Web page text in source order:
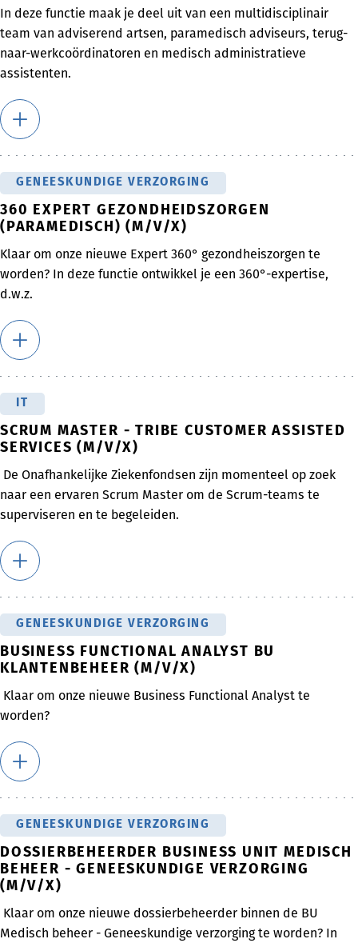
In deze functie maak je deel uit van een multidisciplinair
team van adviserend artsen, paramedisch adviseurs, terug-
naar-werkcoördinatoren en medisch administratieve
assistenten.
GENEESKUNDIGE VERZORGING
360 EXPERT GEZONDHEIDSZORGEN
(PARAMEDISCH) (M/V/X)
Klaar om onze nieuwe Expert 360° gezondheiszorgen te
worden? In deze functie ontwikkel je een 360°-expertise,
d.w.z.
SCRUM MASTER - TRIBE CUSTOMER ASSISTED
SERVICES (M/V/X)
De Onafhankelijke Ziekenfondsen zijn momenteel op zoek
naar een ervaren Scrum Master om de Scrum-teams te
superviseren en te begeleiden.
GENEESKUNDIGE VERZORGING
BUSINESS FUNCTIONAL ANALYST BU
KLANTENBEHEER (M/V/X)
Klaar om onze nieuwe Business Functional Analyst te
worden?
GENEESKUNDIGE VERZORGING
DOSSIERBEHEERDER BUSINESS UNIT MEDISCH
BEHEER - GENEESKUNDIGE VERZORGING
(M/V/X)
Klaar om onze nieuwe dossierbeheerder binnen de BU
Medisch beheer - Geneeskundige verzorging te worden? In